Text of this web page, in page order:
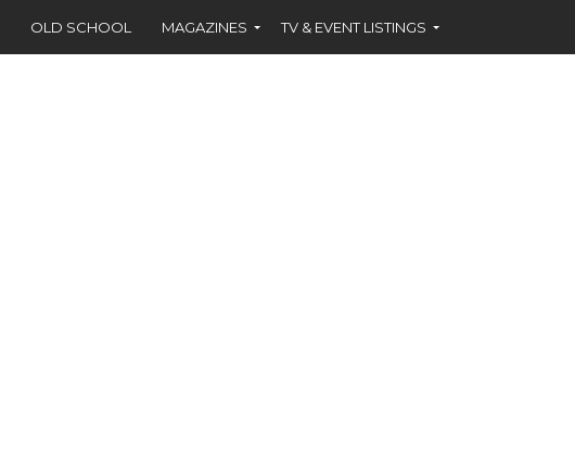
OLD SCHOOL MAGAZINES TV & EVENT LISTINGS